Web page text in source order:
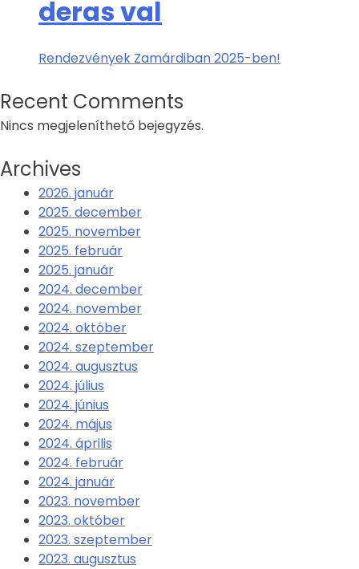
deras val
Rendezvények Zamárdiban 2025-ben!
Recent Comments
Nincs megjeleníthető bejegyzés.
Archives
2026. január
2025. december
2025. november
2025. február
2025. január
2024. december
2024. november
2024. október
2024. szeptember
2024. augusztus
2024. július
2024. június
2024. május
2024. április
2024. február
2024. január
2023. november
2023. október
2023. szeptember
2023. augusztus